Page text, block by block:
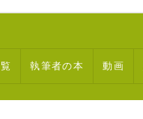
執筆者の本 動画